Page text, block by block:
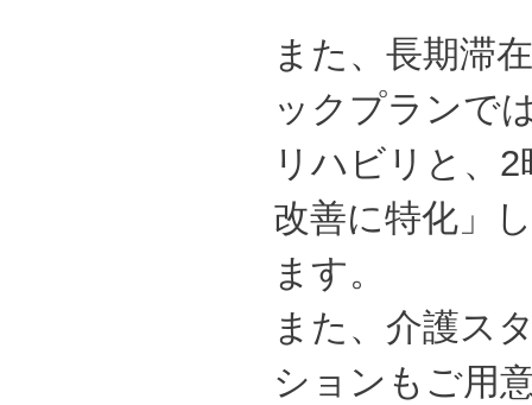
また、長期滞
ックプランで
リハビリと、
改善に特化」
ます。
また、介護ス
ションもご用